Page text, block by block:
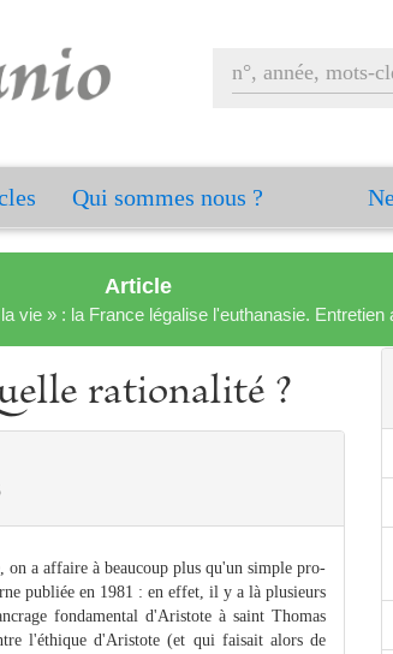
Qui sommes nous ?
Article
vie » : la France légalise l'euthanasie.
rationalité ?
a affaire à beaucoup plus qu'un simple pro­
publiée en 1981 : en effet, il y a là plusieurs
fondamental d'Aristote à saint Thomas
l'éthique d'Aristote (et qui faisait alors de